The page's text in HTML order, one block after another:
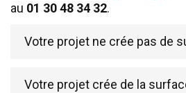
au 01 30 48 34 32.
Votre projet ne crée pas de
Votre projet crée de la